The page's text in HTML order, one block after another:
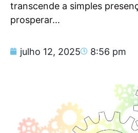
transcende a simples
prosperar...
julho 12, 2025 8:56 pm